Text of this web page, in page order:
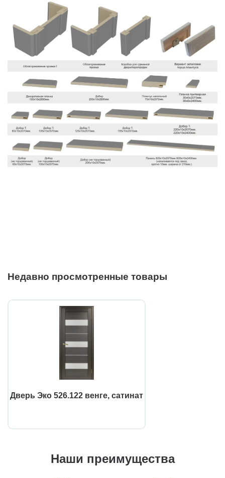
Недавно просмотренные товары
Дверь Эко 526.122 венге, сатинат
Наши преимущества